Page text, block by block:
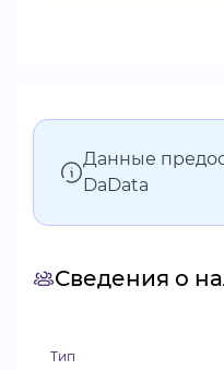
Данные
DaData
Сведения о
Тип